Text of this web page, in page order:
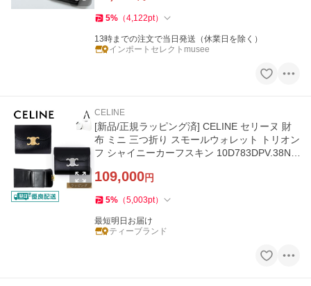
5% （4,122pt）
13時までの注文で当日発送（休業日を除く）
インポートセレクトmusee
CELINE
[新品/正規ラッピング済] CELINE セリーヌ 財
布 ミニ 三つ折り スモールウォレット トリオン
フ シャイニーカーフスキン 10D783DPV.38NO
109,000円
5% （5,003pt）
最短明日お届け
ティーブランド